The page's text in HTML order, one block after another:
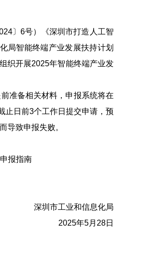
〕6号）《深圳市打造人工智
局智能终端产业发展扶持计划
织开展2025年智能终端产业发
准备相关材料，申报系统将在
止日前3个工作日提交申请，预
导致申报失败。
报指南
深圳市工业和信息化局
2025年5月28日